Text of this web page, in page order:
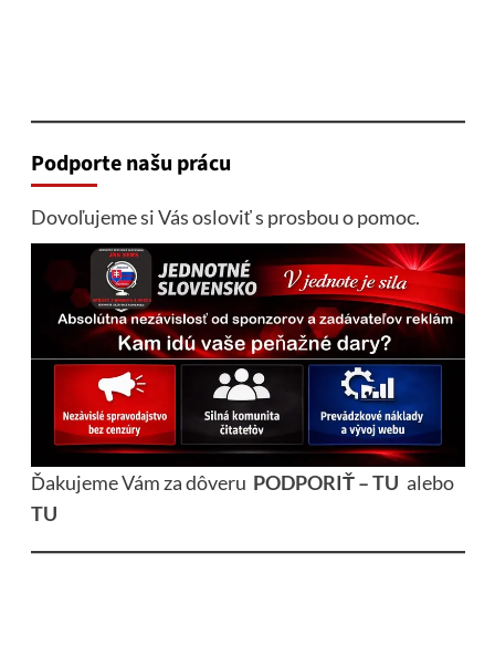
Podporte našu prácu
Dovoľujeme si Vás osloviť s prosbou o pomoc.
Ďakujeme Vám za dôveru PODPORIŤ – TU alebo
TU